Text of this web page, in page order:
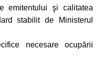
emitentului şi calitatea
stabilit de Ministerul
necesare ocupării